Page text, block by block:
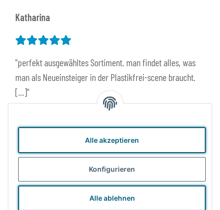
Alle akzeptieren
Konfigurieren
Alle ablehnen
Katharina
"perfekt ausgewähltes Sortiment. man findet alles, was
man als Neueinsteiger in der Plastikfrei-scene braucht.
[...]"
Jörg
"Am liebsten würde ich hier sechs Sterne verteilen. [...]"